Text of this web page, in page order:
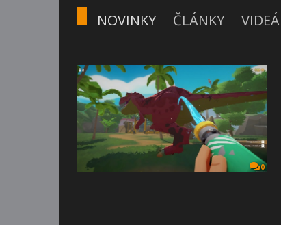
NOVINKY ČLÁNKY VIDEÁ
0